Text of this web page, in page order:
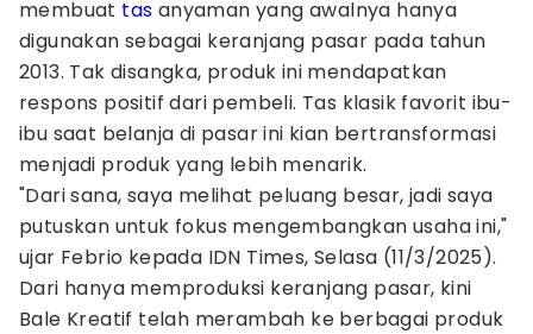
membuat tas anyaman yang awalnya hanya
digunakan sebagai keranjang pasar pada tahun
2013. Tak disangka, produk ini mendapatkan
respons positif dari pembeli. Tas klasik favorit ibu-
ibu saat belanja di pasar ini kian bertransformasi
menjadi produk yang lebih menarik.
"Dari sana, saya melihat peluang besar, jadi saya
putuskan untuk fokus mengembangkan usaha ini,"
ujar Febrio kepada IDN Times, Selasa (11/3/2025).
Dari hanya memproduksi keranjang pasar, kini
Bale Kreatif telah merambah ke berbagai produk